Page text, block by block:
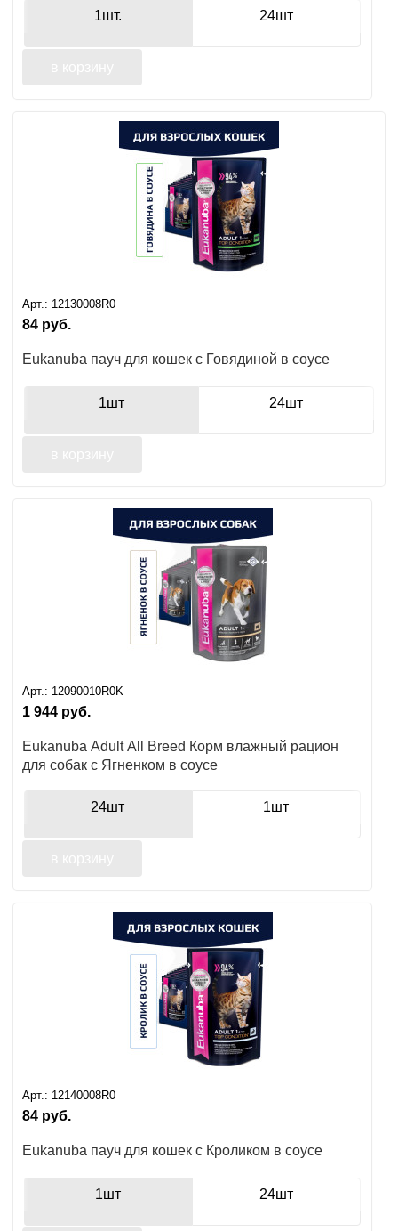
1шт. 24шт
Арт.: 12130008R0
84 руб.
Eukanuba пауч для кошек с Говядиной в соусе
1шт 24шт
Арт.: 12090010R0K
1 944 руб.
Eukanuba Adult All Breed Корм влажный рацион
для собак с Ягненком в соусе
24шт 1шт
Арт.: 12140008R0
84 руб.
Eukanuba пауч для кошек с Кроликом в соусе
1шт 24шт